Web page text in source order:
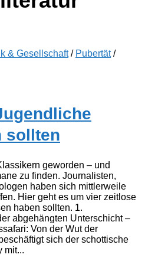
& Gesellschaft/ Pubertät/
sollten
geworden ‒ und
zu finden. Journalisten,
haben sich mittlerweile
Hier geht es um vier zeitlose
haben sollten. 1.
abgehängten Unterschicht ‒
Von der Wut der
sich der schottische
mit...